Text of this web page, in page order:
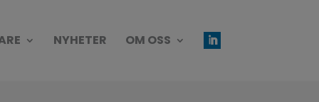
NYHETER OM OSS